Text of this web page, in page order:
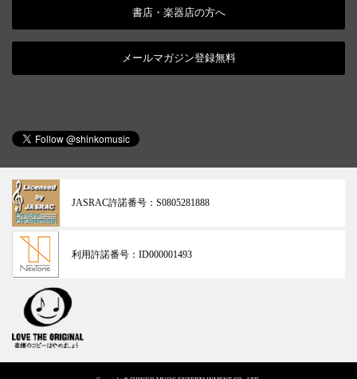
書店・楽器店の方へ
メールマガジン登録無料
JASRAC許諾番号： S0805281888
利用許諾番号： ID000001493